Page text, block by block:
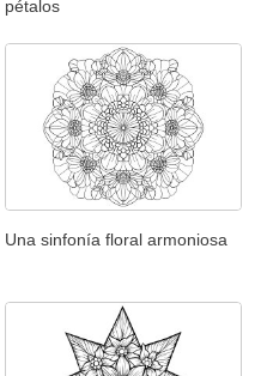
pétalos
Una sinfonía floral armoniosa